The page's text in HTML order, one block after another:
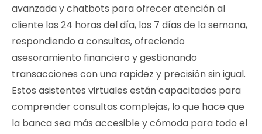
avanzada y chatbots para ofrecer atención al
cliente las 24 horas del día, los 7 días de la semana,
respondiendo a consultas, ofreciendo
asesoramiento financiero y gestionando
transacciones con una rapidez y precisión sin igual.
Estos asistentes virtuales están capacitados para
comprender consultas complejas, lo que hace que
la banca sea más accesible y cómoda para todo el